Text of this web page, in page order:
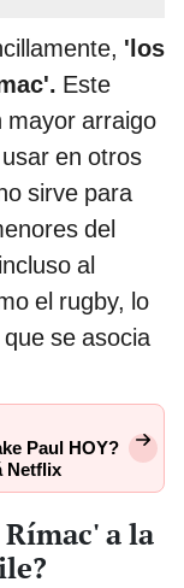
'los
Este
mayor arraigo
en otros
sirve para
del
al
el rugby, lo
se asocia
Paul HOY?
Netflix
a la